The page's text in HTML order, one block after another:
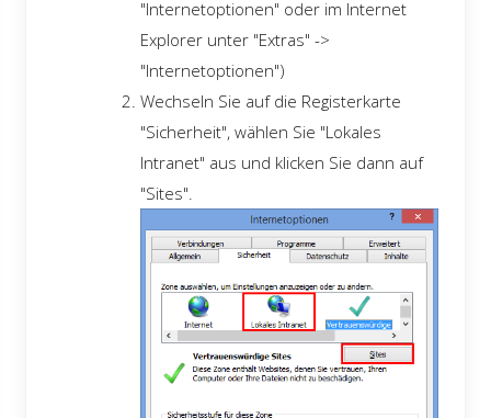
"Internetoptionen" oder im Internet
Explorer unter "Extras" ->
"Internetoptionen")
Wechseln Sie auf die Registerkarte
"Sicherheit", wählen Sie "Lokales
Intranet" aus und klicken Sie dann auf
"Sites".